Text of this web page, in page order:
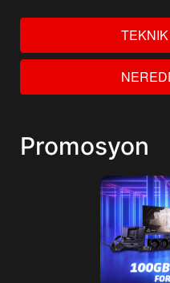
Promosyon